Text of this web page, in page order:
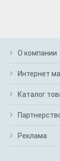
О компании
Интернет
Каталог
Реклама